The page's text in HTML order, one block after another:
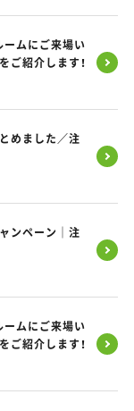
ームにご来場い
ご紹介します！
めました／注
ンペーン｜注
ームにご来場い
ご紹介します！